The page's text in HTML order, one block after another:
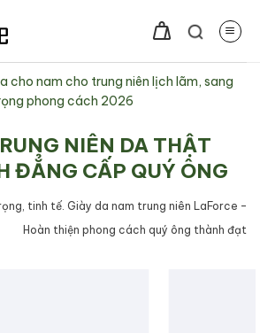
cho nam cho trung niên lịch lãm, sang
phong cách 2026
NIÊN DA THẬT
ĐẲNG CẤP QUÝ ÔNG
tinh tế. Giày da nam trung niên LaForce –
Hoàn thiện phong cách quý ông thành đạt